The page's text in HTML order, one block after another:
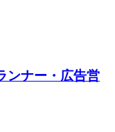
ンナー・広告営